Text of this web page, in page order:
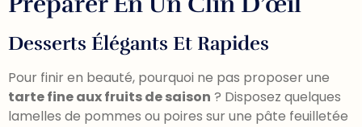
Desserts Élégants Et Rapides
Pour finir en beauté, pourquoi ne pas proposer une
tarte fine aux fruits de saison ? Disposez quelques
lamelles de pommes ou poires sur une pâte feuilletée